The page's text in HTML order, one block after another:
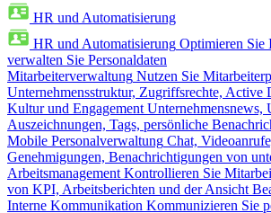
HR und Automatisierung
HR und Automatisierung Optimieren Sie
verwalten Sie Personaldaten
Mitarbeiterverwaltung Nutzen Sie
Unternehmensstruktur, Zugriffsrechte, Active
Kultur und Engagement Unternehmensnews,
Auszeichnungen, Tags, persönliche
Mobile Personalverwaltung Chat,
Genehmigungen, Benachrichtigungen von
Arbeitsmanagement Kontrollieren Sie
von KPI, Arbeitsberichten und der Ansicht
Interne Kommunikation Kommunizieren Sie